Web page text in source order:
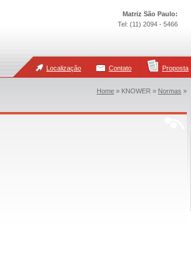
Matriz São Paulo:
Tel: (11) 2094 - 5466
Localização Contato Proposta
Home » KNOWER » Normas »